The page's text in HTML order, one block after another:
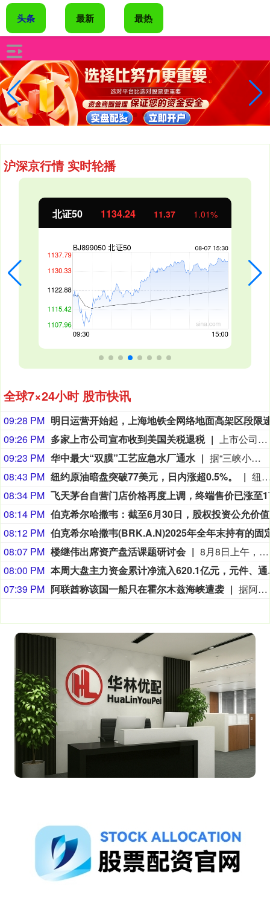
沪深京行情 实时轮播
北证50 1134.24 11.37 1.01%
全球7×24小时 股市快讯
09:28 PM
09:26 PM 多家上市公司宣布收到美国关税退税
上市公司公告显示，自7月以来，多家公司宣布已经收到美国关税退税。根据美国最高法院今年2月裁定，《国际紧急经济权力法》不授权总统征收大规模关税。美国国际贸易法院随后下令海关办理相关退款。海关与边境保护局4月20日启动第一阶段退款工作，首批退款于5月11日前后发放。美国海关与边境保护局官员本月4日披露的信息显示，截至7月底，该部门已处理完毕约1000亿美元关税的退款流程并把相关信息提供给财政部用于付款。（中新社）
09:23 PM 华中最大“双膜”工艺应急水厂通水
据“三峡小微”公众号消息，8月8日，由三峡集团所属长江环保集团、武汉市水务集团等共同投资建设的华中地区规模最大的“双膜”工艺应急水厂——武汉梁子湖应急水厂并网通水，标志着武汉市江南区域正式构建起“一江一湖”双水源互为备援、灵活调度的供水新格局，为片区660万市民用水安全提供坚实保障。
08:43 PM 纽约原油暗盘突破77美元，日内涨超0.5%。
纽约原油暗盘突破77美元
08:34 PM
08:14 PM
08:12 PM
08:07 PM 楼继伟出席资产盘活课题研讨会
8月8日上午，全球财富管理论坛在京召开“地方国有存量资产盘活进展、难点与策略”课题研讨会，楼继伟出席会议并做总结发言。楼继伟在发言中表示，盘活国有资产既是近期的当务之急，也是一项长期性的战略任务。当前我国GDP平减指数阶段性承压走低，财政维持紧平衡格局的压力持续攀升；我国税收结构以间接税为主体，税收收入增速显著弱于名义GDP增速，财政内生增收动能受限。叠加土地财政收入大幅收缩，地方隐性债务化解、长期限国债常态化发行带来的利息支出刚性上涨，收支两端压力持续凸显。综合多重现实约束来看，国有存量资产盘活并非短期应急手段，而是一项需要常态化、长效化推进的重点工作。（全球财富管理论坛）
08:00 PM
本周大盘主力
07:39 PM 阿联酋称该国一船只在霍尔木兹海峡遭袭 据阿联酋通讯社8月8日报道，阿布扎比国家石油公司证实，该公司一艘船只当天凌晨在通过霍尔木兹海峡时遭导弹袭击。阿布扎比国家石油公司说，袭击未造成人员受伤，目前局面可控。该公司并未提供遭袭船只具体类型、导弹来源以及船只受损情况等更多细节。（新华社）
头条 最新 最热